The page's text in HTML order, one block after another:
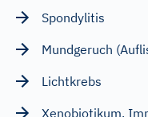
Spondylitis
Mundgeruch
Lichtkrebs
Xenobiotikum,